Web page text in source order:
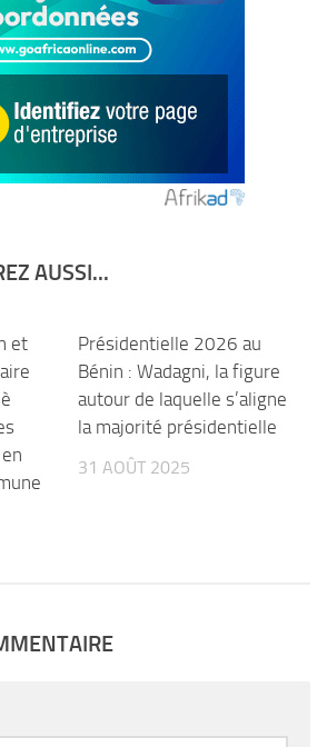
AUSSI...
et
Présidentielle 2026 au
Bénin : Wadagni, la figure
autour de laquelle s’aligne
la majorité présidentielle
31 AOÛT 2025